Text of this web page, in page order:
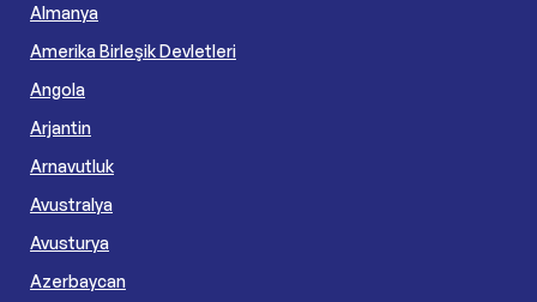
Almanya
Amerika Birleşik Devletleri
Angola
Arjantin
Arnavutluk
Avustralya
Avusturya
Azerbaycan